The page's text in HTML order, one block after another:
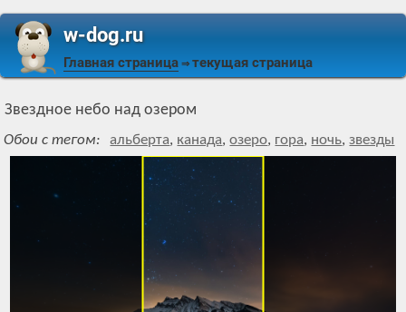
w-dog.ru
Главная страница ⇒ текущая страница
Звездное небо над озером
Обои с тегом: альберта, канада,озеро, гора, ночь,звезды